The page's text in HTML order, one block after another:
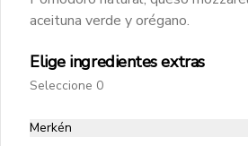
Pomodoro
aceituna verde y orégano.
Elige ingredientes extras
Seleccione 0
Merkén